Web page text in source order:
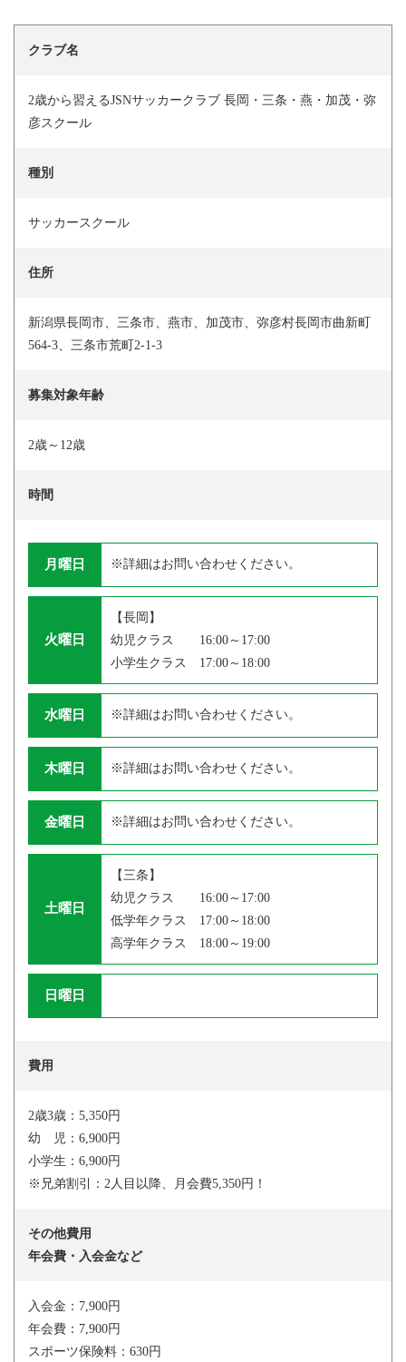
クラブ名
2歳から習えるJSNサッカークラブ 長岡・三条・燕・加茂・弥
彦スクール
種別
サッカースクール
住所
新潟県長岡市、三条市、燕市、加茂市、弥彦村長岡市曲新町
564-3、三条市荒町2-1-3
募集対象年齢
2歳～12歳
時間
月曜日 ※詳細はお問い合わせください。
火曜日
【長岡】
幼児クラス 16:00～17:00
小学生クラス 17:00～18:00
水曜日 ※詳細はお問い合わせください。
木曜日 ※詳細はお問い合わせください。
金曜日 ※詳細はお問い合わせください。
土曜日
【三条】
幼児クラス 16:00～17:00
低学年クラス 17:00～18:00
高学年クラス 18:00～19:00
日曜日
費用
2歳3歳：5,350円
幼 児：6,900円
小学生：6,900円
※兄弟割引：2人目以降、月会費5,350円！
その他費用
年会費・入会金など
入会金：7,900円
年会費：7,900円
スポーツ保険料：630円